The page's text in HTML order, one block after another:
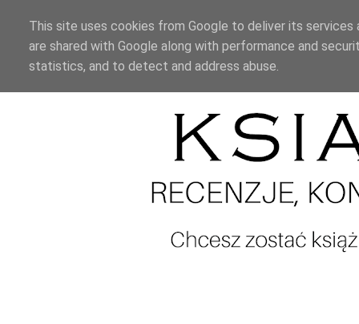
This site uses cookies from Google to deliver its
are shared with Google along with performance and
statistics, and to detect and address abuse.